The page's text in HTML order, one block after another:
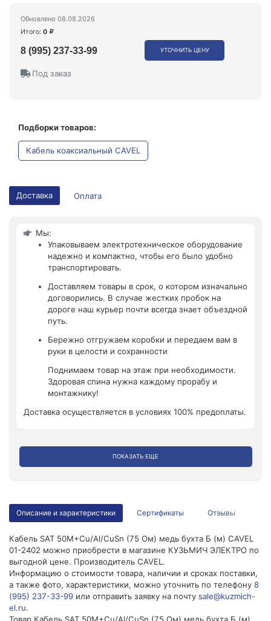
Обновлено 08.08.2026
Итого: 0
8 (995) 237-33-99 УТОЧНИТЬ ЦЕНУ
Под заказ
Подборки товаров:
Кабель коаксиальный CAVEL
Доставка Оплата
Мы:
Упаковываем электротехническое оборудование
надежно и компактно, чтобы его было удобно
транспортировать.
Доставляем товары в срок, о котором изначально
договорились. В случае жестких пробок на
дороге наш курьер почти всегда знает объездной
путь.
Бережно отгружаем коробки и передаем вам в
руки в целости и сохранности
Поднимаем товар на этаж при необходимости.
Здоровая спина нужна каждому прорабу и
монтажнику!
Доставка осуществляется в условиях 100% предоплаты.
ПОКАЗАТЬ ЕЩЕ
Описание и характеристики Сертификаты Отзывы
Кабель SAT 50М+Cu/Al/CuSn (75 Ом) медь бухта Б (м) CAVEL
01-2402 можно приобрести в магазине КУЗЬМИЧ ЭЛЕКТРО по
выгодной цене. Производитель CAVEL.
Информацию о стоимости товара, наличии и сроках поставки,
а также фото, характеристики, можно уточнить по телефону 8
(995) 237-33-99 или отправить заявку на почту sale@kuzmich-
el.ru.